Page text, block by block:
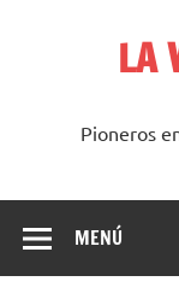
LA
Pioneros
MENÚ